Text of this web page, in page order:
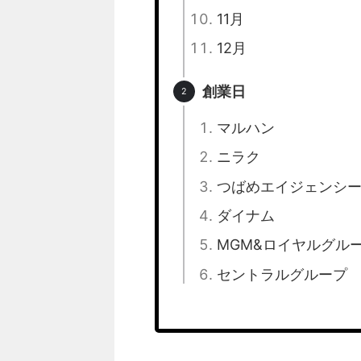
11月
12月
創業日
マルハン
ニラク
つばめエイジェンシー
ダイナム
MGM&ロイヤルグル
セントラルグループ